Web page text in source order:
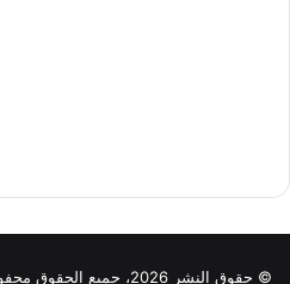
© حقوق النشر 2026، جميع الحقوق محفوظة |